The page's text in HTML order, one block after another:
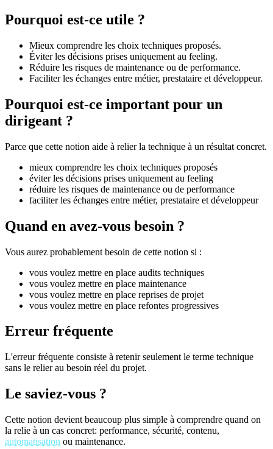
Pourquoi est-ce utile ?
Mieux comprendre les choix techniques proposés.
Éviter les décisions prises uniquement au feeling.
Réduire les risques de maintenance ou de performance.
Faciliter les échanges entre métier, prestataire et développeur.
Pourquoi est-ce important pour un
dirigeant ?
Parce que cette notion aide à relier la technique à un résultat concret.
mieux comprendre les choix techniques proposés
éviter les décisions prises uniquement au feeling
réduire les risques de maintenance ou de performance
faciliter les échanges entre métier, prestataire et développeur
Quand en avez-vous besoin ?
Vous aurez probablement besoin de cette notion si :
vous voulez mettre en place audits techniques
vous voulez mettre en place maintenance
vous voulez mettre en place reprises de projet
vous voulez mettre en place refontes progressives
Erreur fréquente
L'erreur fréquente consiste à retenir seulement le terme technique
sans le relier au besoin réel du projet.
Le saviez-vous ?
Cette notion devient beaucoup plus simple à comprendre quand on
la relie à un cas concret: performance, sécurité, contenu,
automatisation ou maintenance.